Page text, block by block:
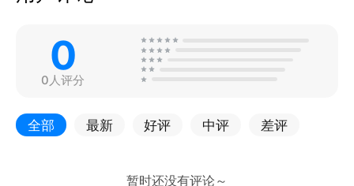
0
0人评分
全部 最新 好评 中评 差评